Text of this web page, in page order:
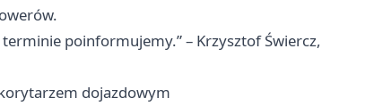
poinformujemy.” – Krzysztof Świercz,
dojazdowym